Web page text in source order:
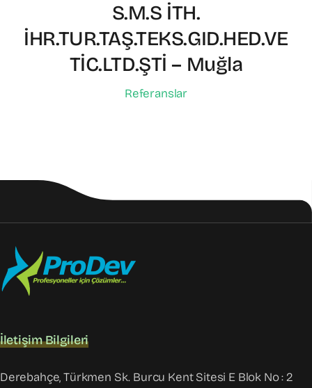
S.M.S İTH.
İHR.TUR.TAŞ.TEKS.GID.HED.VE
TİC.LTD.ŞTİ – Muğla
Referanslar
İletişim Bilgileri
Derebahçe, Türkmen Sk. Burcu Kent Sitesi E Blok No : 2